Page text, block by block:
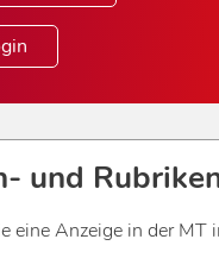
und
eine Anzeige in der MT